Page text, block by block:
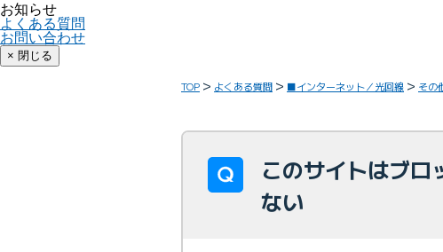
お知らせ
よくある質問
お問い合わせ
× 閉じる
TOP よくある質問 ■インターネット／光回線 その
このサイトはブロ
ない